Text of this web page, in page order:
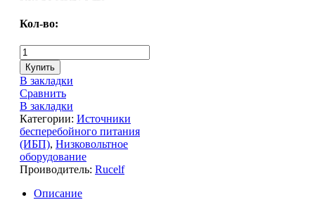
Кол-во:
Купить
В закладки
Сравнить
В закладки
Категории: Источники
бесперебойного питания
(ИБП), Низковольтное
оборудование
Проиводитель: Rucelf
Описание